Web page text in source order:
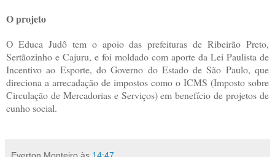
O projeto
O Educa Judô tem o apoio das prefeituras de Ribeirão Preto,
Sertãozinho e Cajuru, e foi moldado com aporte da Lei Paulista de
Incentivo ao Esporte, do Governo do Estado de São Paulo, que
direciona a arrecadação de impostos como o ICMS (Imposto sobre
Circulação de Mercadorias e Serviços) em benefício de projetos de
cunho social.
Everton Monteiro às 14:47